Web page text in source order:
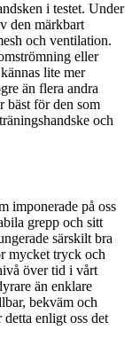
i testet. Under
den märkbart
och ventilation.
eller
lite mer
än flera andra
bäst för den som
och
imponerade på oss
grepp och sitt
särskilt bra
mycket tryck och
över tid i vårt
än enklare
bekväm och
enligt oss det